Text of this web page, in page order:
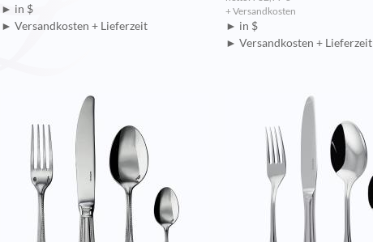
► in $
► Versandkosten + Lieferzeit
+ Versandkosten
► in $
► Versandkosten + Lieferzeit